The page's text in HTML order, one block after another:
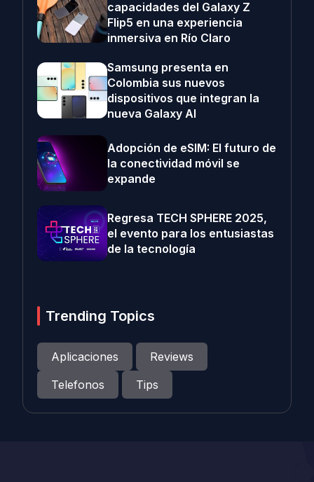
capacidades del Galaxy Z
Flip5 en una experiencia
inmersiva en Río Claro
Samsung presenta en
Colombia sus nuevos
dispositivos que integran la
nueva Galaxy AI
Adopción de eSIM: El futuro de
la conectividad móvil se
expande
Regresa TECH SPHERE 2025,
el evento para los entusiastas
de la tecnología
Trending Topics
Aplicaciones
Reviews
Telefonos
Tips